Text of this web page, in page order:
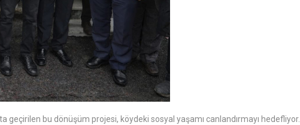
bu dönüşüm projesi, köydeki sosyal yaşamı canlandırmayı hedefliyor.